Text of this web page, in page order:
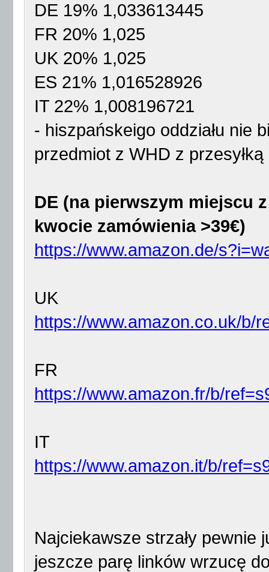
DE 19% 1,033613445
FR 20% 1,025
UK 20% 1,025
ES 21% 1,016528926
IT 22% 1,008196721
- hiszpańskeigo oddziału nie
przedmiot z WHD z
DE (na pierwszym miejscu
kwocie zamówienia >39€)
https://www.amazon.de/
UK
https://www.amazon.co.uk/b/
FR
https://www.amazon.fr/b/
IT
https://www.amazon.it/b/
Najciekawsze strzały pewnie
jeszcze parę linków wrzucę